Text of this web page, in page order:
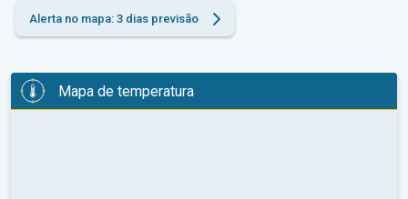
Alerta no mapa: 3 dias previsão
Mapa de temperatura